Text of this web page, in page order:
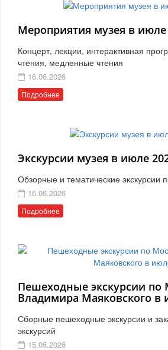
Мероприятия музея в июле
Концерт, лекции, интерактивная
чтения, медленные чтения
16.06.2026
Подробнее
Экскурсии музея в июле
Обзорные и тематические экскурсии
16.06.2026
Подробнее
Пешеходные экскурсии по
Владимира Маяковского в
Сборные пешеходные экскурсии и
экскурсий
15.06.2026